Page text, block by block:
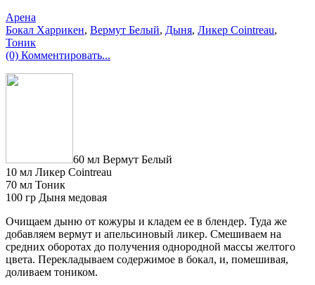
Арена
Бокал Харрикен, Вермут Белый, Дыня, Ликер Cointreau,
Тоник
(0) Комментировать...
60 мл Вермут Белый
10 мл Ликер Cointreau
70 мл Тоник
100 гр Дыня медовая
Очищаем дыню от кожуры и кладем ее в блендер. Туда же
добавляем вермут и апельсиновый ликер. Смешиваем на
средних оборотах до получения однородной массы желтого
цвета. Перекладываем содержимое в бокал, и, помешивая,
доливаем тоником.